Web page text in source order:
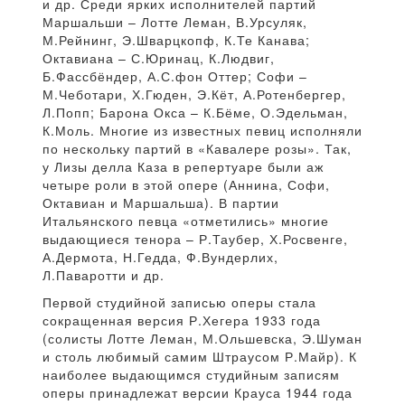
и др. Среди ярких исполнителей партий
Маршальши – Лотте Леман, В.Урсуляк,
М.Рейнинг, Э.Шварцкопф, К.Те Канава;
Октавиана – С.Юринац, К.Людвиг,
Б.Фассбёндер, А.С.фон Оттер; Софи –
М.Чеботари, Х.Гюден, Э.Кёт, А.Ротенбергер,
Л.Попп; Барона Окса – К.Бёме, О.Эдельман,
К.Моль. Многие из известных певиц исполняли
по нескольку партий в «Кавалере розы». Так,
у Лизы делла Каза в репертуаре были аж
четыре роли в этой опере (Аннина, Софи,
Октавиан и Маршальша). В партии
Итальянского певца «отметились» многие
выдающиеся тенора – Р.Таубер, Х.Росвенге,
А.Дермота, Н.Гедда, Ф.Вундерлих,
Л.Паваротти и др.
Первой студийной записью оперы стала
сокращенная версия Р.Хегера 1933 года
(солисты Лотте Леман, М.Ольшевска, Э.Шуман
и столь любимый самим Штраусом Р.Майр). К
наиболее выдающимся студийным записям
оперы принадлежат версии Крауса 1944 года